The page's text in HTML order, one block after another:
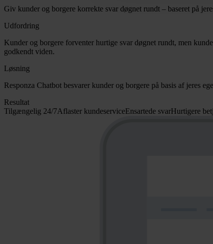
Giv kunder og borgere korrekte svar døgnet rundt – baseret på
Udfordring
Kunder og borgere forventer hurtige svar døgnet rundt, men
godkendt viden.
Løsning
Responza Chatbot besvarer kunder og borgere på basis af jeres
Resultat
Tilgængelig 24/7Aflaster kundeserviceEnsartede svarHurtigere